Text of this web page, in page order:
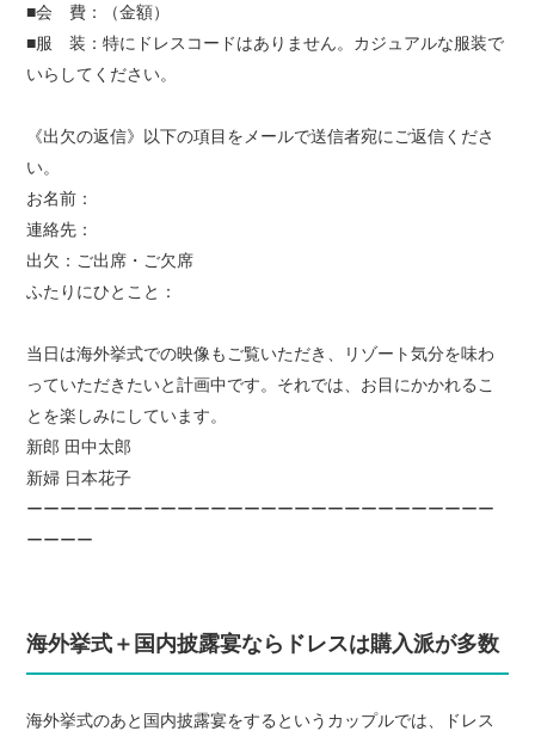
■会 費：（金額）
■服 装：特にドレスコードはありません。カジュアルな服装で
いらしてください。
《出欠の返信》以下の項目をメールで送信者宛にご返信くださ
い。
お名前：
連絡先：
出欠：ご出席・ご欠席
ふたりにひとこと：
当日は海外挙式での映像もご覧いただき、リゾート気分を味わ
っていただきたいと計画中です。それでは、お目にかかれるこ
とを楽しみにしています。
新郎 田中太郎
新婦 日本花子
ーーーーーーーーーーーーーーーーーーーーーーーーーーーー
ーーーー
海外挙式＋国内披露宴ならドレスは購入派が多数
海外挙式のあと国内披露宴をするというカップルでは、ドレス